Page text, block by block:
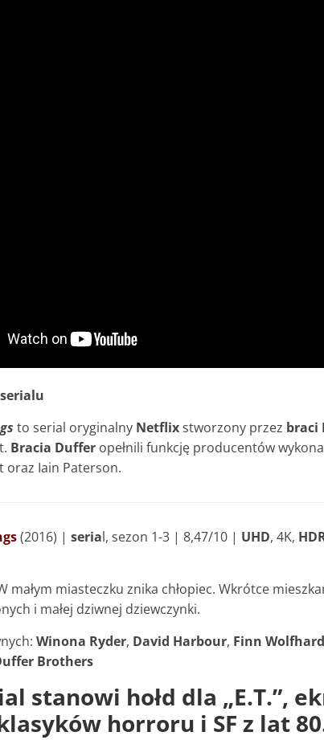
to serial oryginalny Netflixstworzony przez braci
Bracia Duffer opełnili funkcję producentów
oraz Iain Paterson.
(2016) | serial, sezon 1-3 | 8,47/10 | UHD, 4K,
małym miasteczku znika chłopiec. Wkrótce
i małej dziwnej dziewczynki.
Winona Ryder, David Harbour, Finn Wolfhard
Brothers
stanowi hołd dla „E.T.”,
horroru i SF z lat